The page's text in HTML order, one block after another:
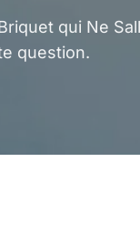
qui Ne
question.